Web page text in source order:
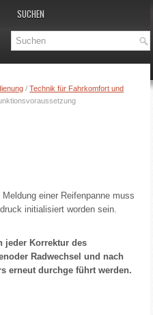
SUCHEN
/Technik für Fahrkomfort und
einer Reifenpanne muss
initialisiert worden sein.
jeder Korrektur des
Radwechsel und nach
erneut durchge führt werden.